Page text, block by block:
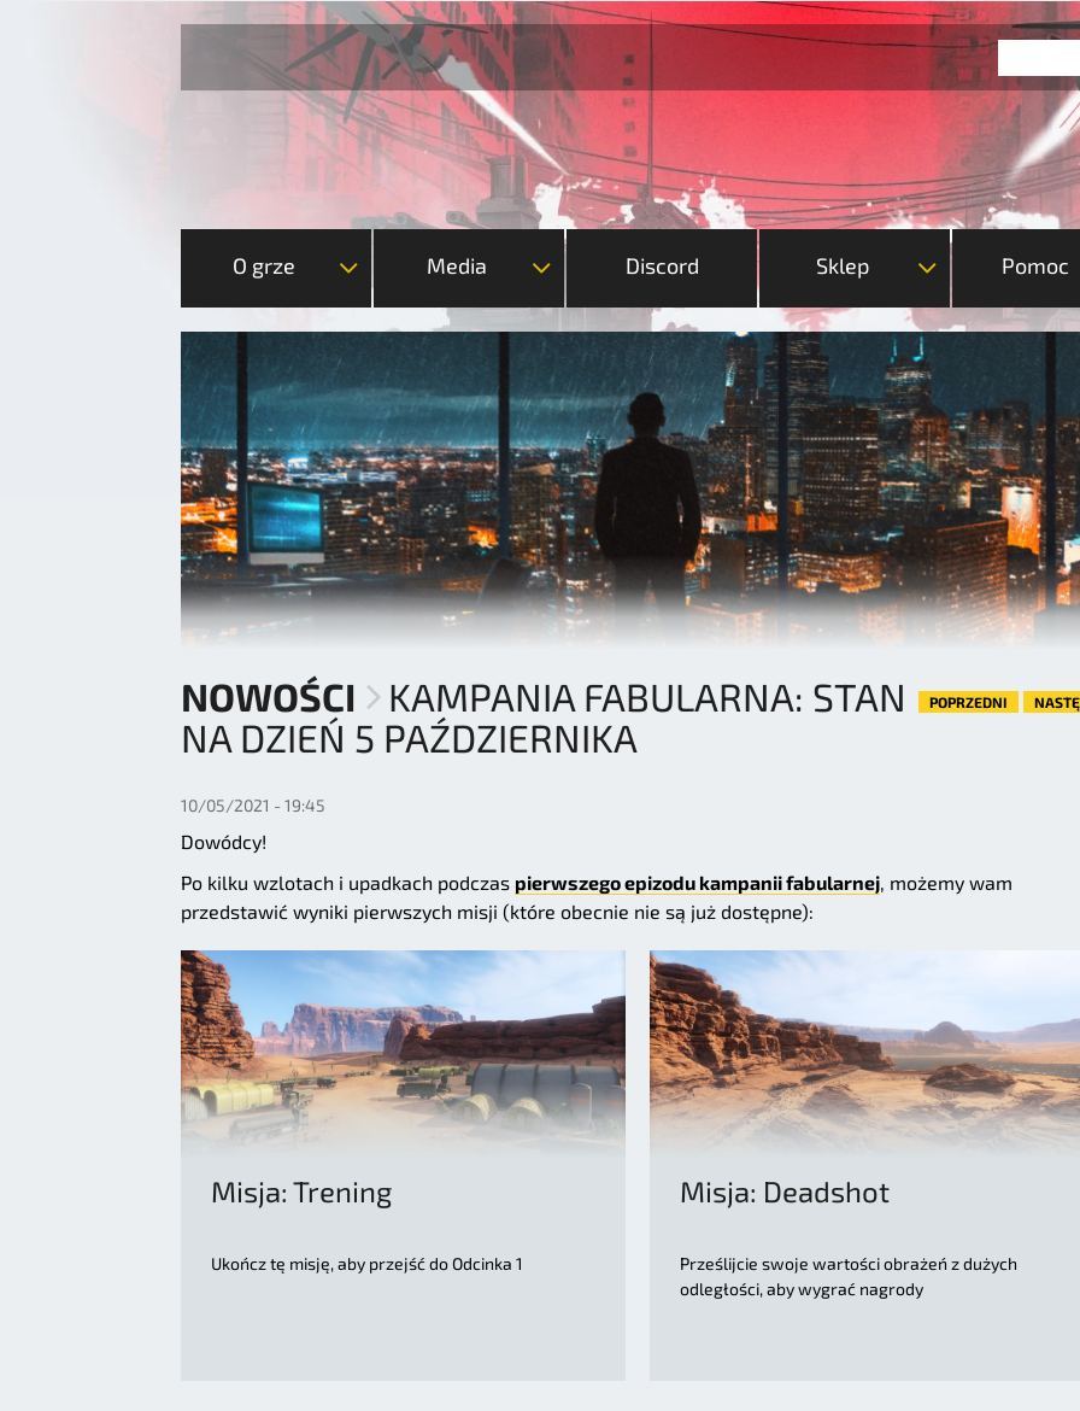
O grze Media Discord Sklep Pomoc
NOWOŚCI
KAMPANIA FABULARNA: STAN
NA DZIEŃ 5 PAŹDZIERNIKA
POPRZEDNI
10/05/2021 - 19:45
Dowódcy!
Po kilku wzlotach i upadkach podczas pierwszego epizodu kampanii fabularnej, możemy wam
przedstawić wyniki pierwszych misji (które obecnie nie są już dostępne):
Misja: Trening
Ukończ tę misję, aby przejść do Odcinka 1
Misja: Deadshot
Prześlijcie swoje wartości obrażeń z dużych
odległości, aby wygrać nagrody